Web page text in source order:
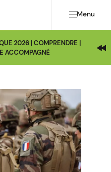
Menu
2026 | COMPRENDRE |
ACCOMPAGNÉ